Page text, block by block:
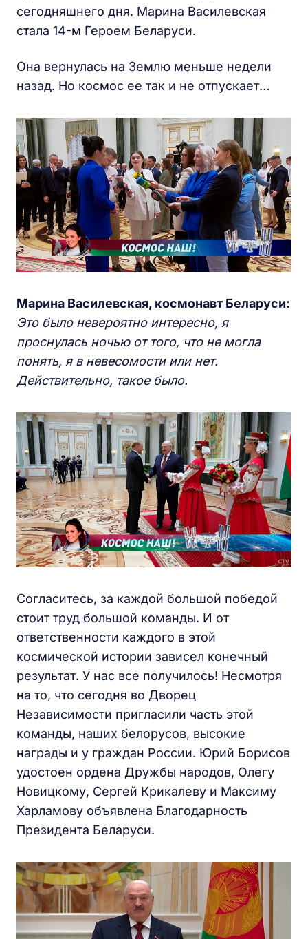
сегодняшнего дня. Марина Василевская
стала 14-м Героем Беларуси.
Она вернулась на Землю меньше недели
назад. Но космос ее так и не отпускает…
Марина Василевская, космонавт Беларуси:
Это было невероятно интересно, я
проснулась ночью от того, что не могла
понять, я в невесомости или нет.
Действительно, такое было.
Согласитесь, за каждой большой победой
стоит труд большой команды. И от
ответственности каждого в этой
космической истории зависел конечный
результат. У нас все получилось! Несмотря
на то, что сегодня во Дворец
Независимости пригласили часть этой
команды, наших белорусов, высокие
награды и у граждан России. Юрий Борисов
удостоен ордена Дружбы народов, Олегу
Новицкому, Сергей Крикалеву и Максиму
Харламову объявлена Благодарность
Президента Беларуси.